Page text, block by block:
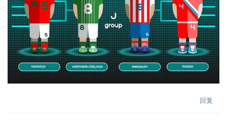
回复